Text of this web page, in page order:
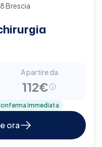
Brescia
A partire da
112€
immediata
ora